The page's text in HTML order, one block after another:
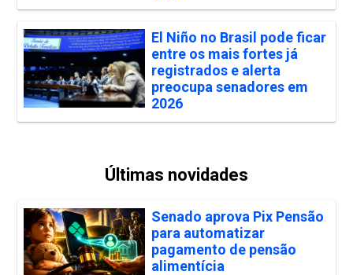
El Niño no Brasil pode ficar
entre os mais fortes já
registrados e alerta
preocupa senadores em
2026
Últimas novidades
Senado aprova Pix Pensão
para automatizar
pagamento de pensão
alimentícia